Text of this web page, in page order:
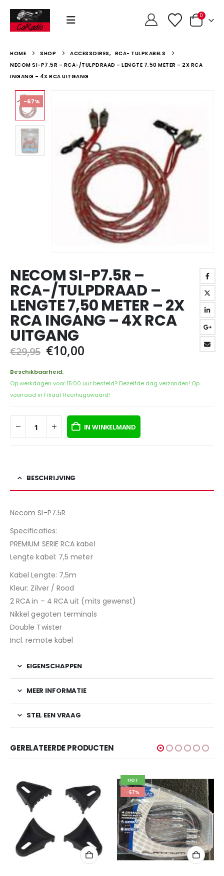
0
HOME SHOP ACCESSOIRES, RCA- TULPKABELS
NECOM SI-P7.5R – RCA-/TULPDRAAD – LENGTE 7,50 METER – 2X RCA
INGANG – 4X RCA UITGANG
-67%
NECOM SI-P7.5R –
RCA-/TULPDRAAD –
LENGTE 7,50 METER – 2X
RCA INGANG – 4X RCA
UITGANG
€29,95 Oorspronkelijke
prijs
was:
€29,95.
€10,00
€10,00.
Beschikbaarheid:
Op werkdagen voor 15:00 uur besteld? Dezelfde dag verzonden! Op
voorraad in Filiaal Heerhugowaard!
IN WINKELMAND
BESCHRIJVING
Necom SI-P7.5R
Specificaties:
PREMIUM SERIE RCA kabel
Lengte kabel: 7,5 meter
Kabel Lengte: 7,5m
Kleur: Zilver / Rood
2 RCA in – 4 RCA uit (mits gewenst)
Nikkel gegoten terminals
Double Twister
Incl. remote kabel
EIGENSCHAPPEN
MEER INFORMATIE
STEL EEN VRAAG
GERELATEERDE PRODUCTEN
HOT
-67%